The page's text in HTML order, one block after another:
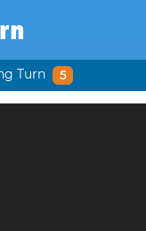
Turn 5